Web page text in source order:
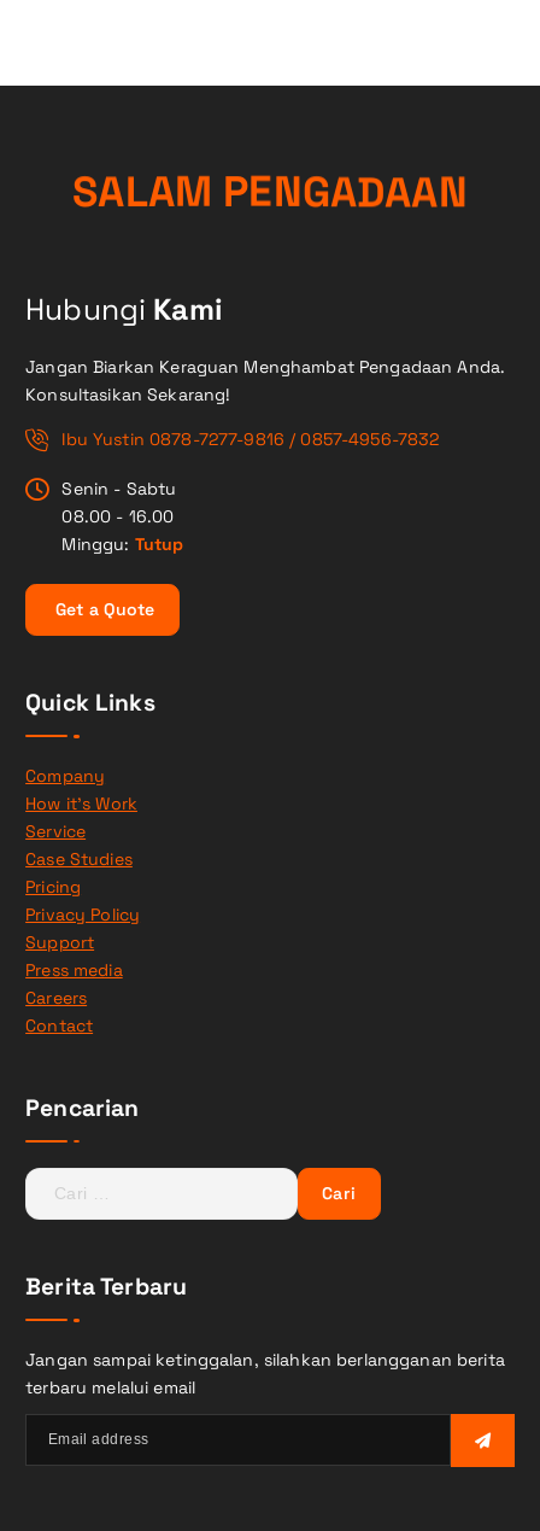
SALAM PENGADAAN
Hubungi Kami
Jangan Biarkan Keraguan Menghambat Pengadaan Anda.
Konsultasikan Sekarang!
Ibu Yustin 0878-7277-9816 / 0857-4956-7832
Senin - Sabtu
08.00 - 16.00
Minggu: Tutup
Get a Quote
Quick Links
Company
How it’s Work
Service
Case Studies
Pricing
Privacy Policy
Support
Press media
Careers
Contact
Pencarian
C
a
u
n
u
Berita Terbaru
Jangan sampai ketinggalan, silahkan berlangganan berita
terbaru melalui email